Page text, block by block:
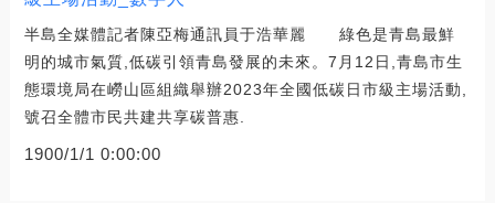
半島全媒體記者陳亞梅通訊員于浩華麗 綠色是青島最鮮
明的城市氣質,低碳引領青島發展的未來。7月12日,青島市生
態環境局在嶗山區組織舉辦2023年全國低碳日市級主場活動,
號召全體市民共建共享碳普惠.
1900/1/1 0:00:00